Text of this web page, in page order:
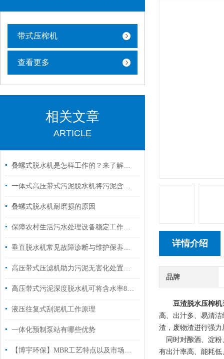
带式压榨机
查看更多
相关文章
ARTICLE
叠螺式脱水机是怎样工作的？来了解一下吧
一体式高压带式污泥脱水机将污泥含水率降到60%以下
叠螺式脱水机耐磨损的原因
保障农村生活污水处理设备稳定工作的方法
垂直脱水机常见故障诊断与维护保养策略
高压带式压滤机助力污泥无害化处置与资源化利用
高压带式污泥深度脱水机可将含水率80%的污泥，降至60%以下！
液压往复式刮泥机工作原理
一体化预制泵站有哪些优势
【博宇环保】MBR工艺特点以及市场应用
详情介绍
品牌
豆渣脱水压榨机
高、出汁多、易清
渣，废物渣进行强力
同时对酿酒、淀
有出汁率高、能耗